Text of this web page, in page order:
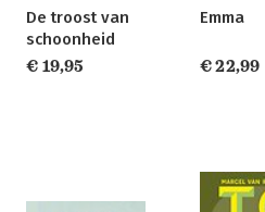
De troost van
schoonheid
€ 19,95
Emma
€ 22,99